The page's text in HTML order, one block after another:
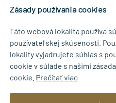
NEWSLETTER
Zásady používania cookies
Táto webová lokalita používa
používateľskej skúsenosti.
lokality vyjadrujete súhlas s
cookie v súlade s našimi
cookie. Prečítať viac